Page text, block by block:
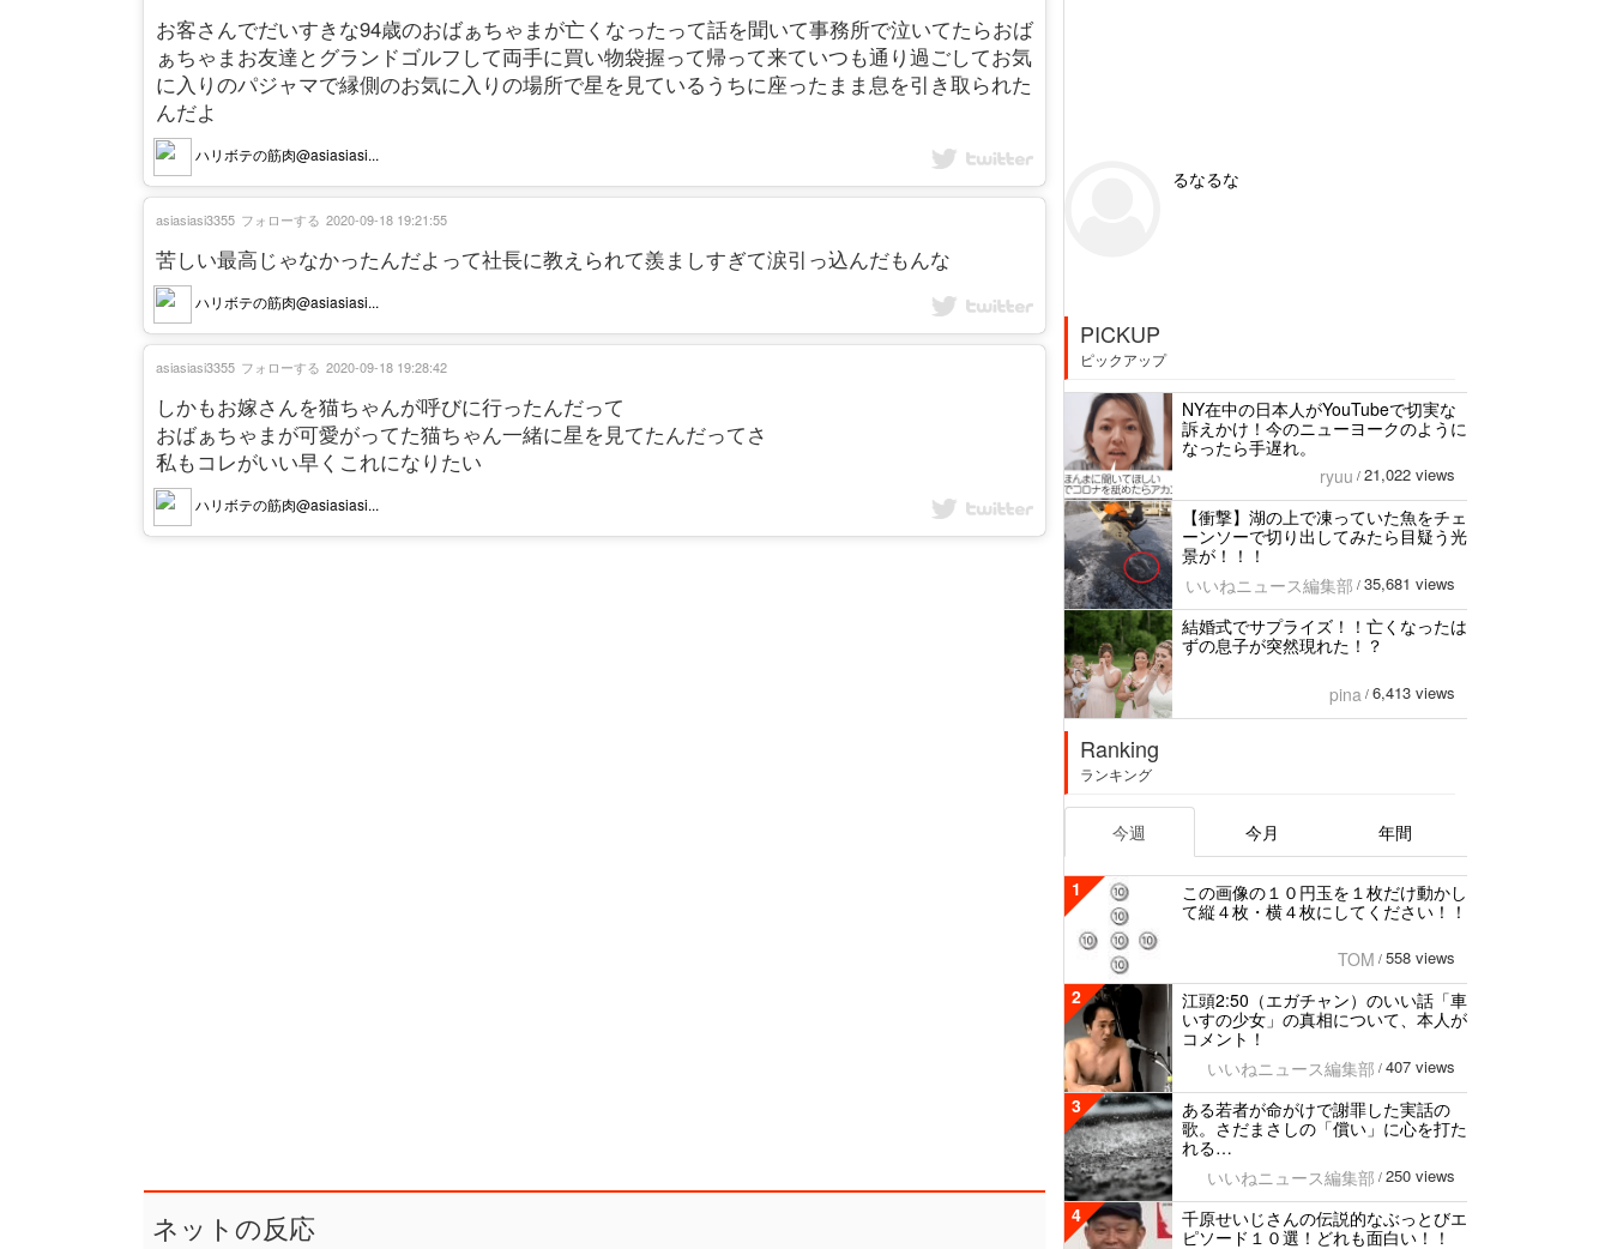
お客さんでだいすきな94歳のおばぁちゃまが亡くなったって話を聞いて事務所で泣いてたらおば
ぁちゃまお友達とグランドゴルフして両手に買い物袋握って帰って来ていつも通り過ごしてお気
に入りのパジャマで縁側のお気に入りの場所で星を見ているうちに座ったまま息を引き取られた
んだよ
ハリボテの筋肉@asiasiasi...
苦しい最高じゃなかったんだよって社長に教えられて羨ましすぎて涙引っ込んだもんな
ハリボテの筋肉@asiasiasi...
asiasiasi3355 フォローする 2020-09-18 19:21:55
しかもお嫁さんを猫ちゃんが呼びに行ったんだって
おばぁちゃまが可愛がってた猫ちゃん一緒に星を見てたんだってさ
私もコレがいい早くこれになりたい
ハリボテの筋肉@asiasiasi...
asiasiasi3355 フォローする 2020-09-18 19:28:42
ネットの反応
るなるな
PICKUP
ピックアップ
NY在中の日本人がYouTubeで切実な
訴えかけ！今のニューヨークのように
なったら手遅れ。
ryuu / 21,022 views
【衝撃】湖の上で凍っていた魚をチェ
ーンソーで切り出してみたら目疑う光
景が！！！
いいねニュース編集部 / 35,681 views
結婚式でサプライズ！！亡くなったは
ずの息子が突然現れた！？
pina / 6,413 views
Ranking
ランキング
今週 今月 年間
1
この画像の１０円玉を１枚だけ動かし
て縦４枚・横４枚にしてください！！
TOM / 558 views
2
江頭2:50（エガチャン）のいい話「車
いすの少女」の真相について、本人が
コメント！
いいねニュース編集部 / 407 views
3
ある若者が命がけで謝罪した実話の
歌。さだまさしの「償い」に心を打た
れる…
いいねニュース編集部 / 250 views
4
千原せいじさんの伝説的なぶっとびエ
ピソード１０選！どれも面白い！！